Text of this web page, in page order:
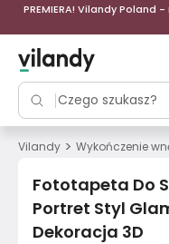
PREMIERA! Vilandy
Vilandy > Wykończenie
Fototapeta Do
Portret Styl
Dekoracja 3D